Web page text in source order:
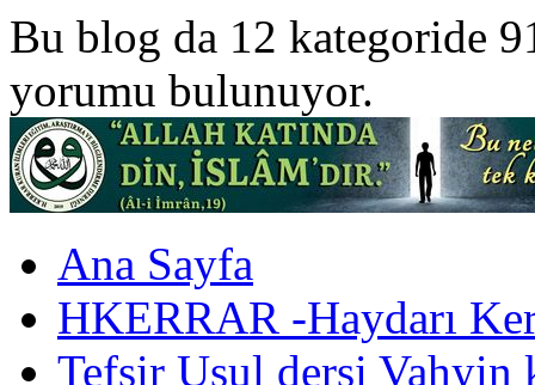
Bu blog da 12 kategoride
yorumu bulunuyor.
Ana Sayfa
HKERRAR -Haydarı
Tefsir Usul dersi Vahyin